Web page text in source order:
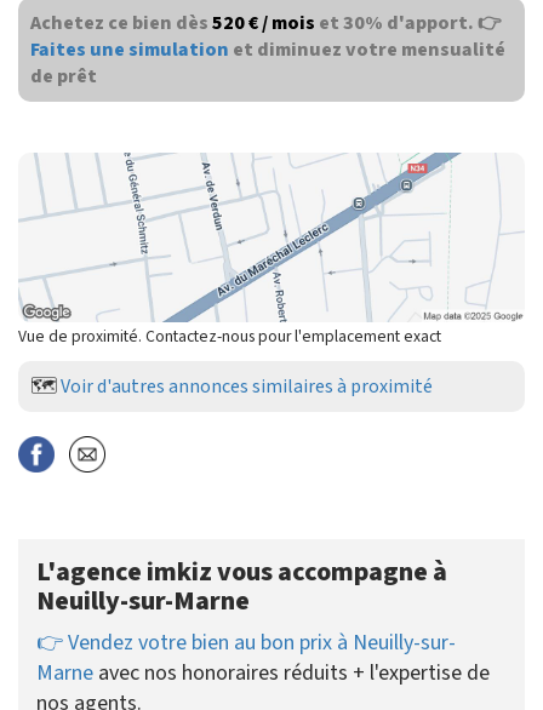
Achetez ce bien dès520 € / mois et 30% d'apport. 👉
Faites une simulation et diminuez votre mensualité
de prêt
Vue de proximité. Contactez-nous pour l'emplacement exact
🗺️Voir d'autres annonces similaires à proximité
L'agence imkiz vous accompagne à
Neuilly-sur-Marne
👉 Vendez votre bien au bon prix à Neuilly-sur-
Marne avec nos honoraires réduits + l'expertise de
nos agents.